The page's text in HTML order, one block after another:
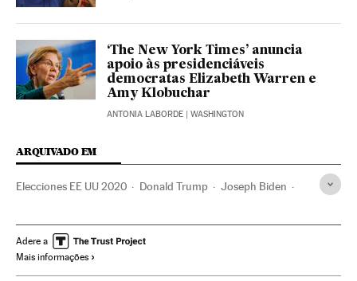
‘The New York Times’ anuncia
apoio às presidenciáveis
democratas Elizabeth Warren e
Amy Klobuchar
ANTONIA LABORDE | WASHINGTON
ARQUIVADO EM
Elecciones EE UU 2020 Donald Trump Joseph Biden
Bernie Sanders Elizabeth Warren
Adere a
Mais informações